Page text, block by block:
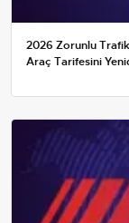
2026 Zorunlu
Araç Tarifesini